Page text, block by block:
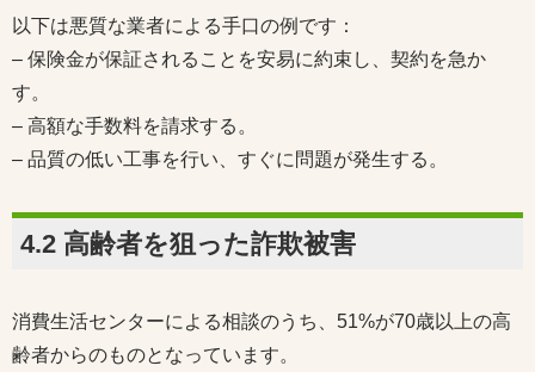
以下は悪質な業者による手口の例です：
– 保険金が保証されることを安易に約束し、契約を急か
す。
– 高額な手数料を請求する。
– 品質の低い工事を行い、すぐに問題が発生する。
4.2 高齢者を狙った詐欺被害
消費生活センターによる相談のうち、51%が70歳以上の高
齢者からのものとなっています。